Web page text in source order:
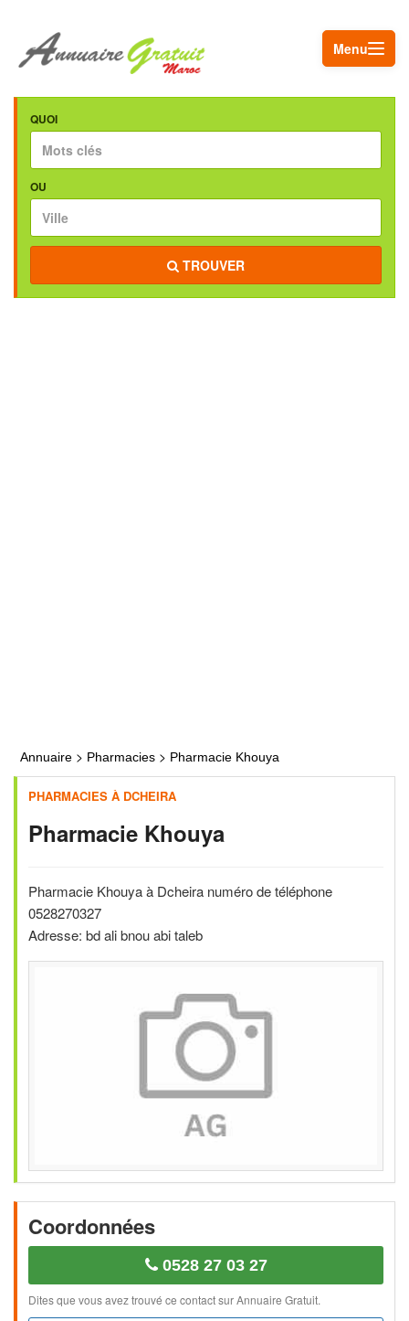
Menu
QUOI
OU
TROUVER
Annuaire > Pharmacies > Pharmacie Khouya
PHARMACIES À DCHEIRA
Pharmacie Khouya
Pharmacie Khouya à Dcheira numéro de téléphone
0528270327
Adresse: bd ali bnou abi taleb
Coordonnées
0528 27 03 27
Dites que vous avez trouvé ce contact sur Annuaire Gratuit.